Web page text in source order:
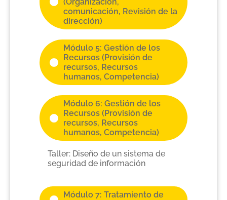
comunicación, Revisión de la
dirección)
Módulo 5: Gestión de los
Recursos (Provisión de
recursos, Recursos
humanos, Competencia)
Módulo 6: Gestión de los
Recursos (Provisión de
recursos, Recursos
humanos, Competencia)
Taller: Diseño de un sistema de
seguridad de información
Módulo 7: Tratamiento de